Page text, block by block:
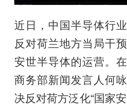
近日，中国半导体行
反对荷兰地方当局干
安世半导体的运营。
商务部新闻发言人何
决反对荷方泛化“国家